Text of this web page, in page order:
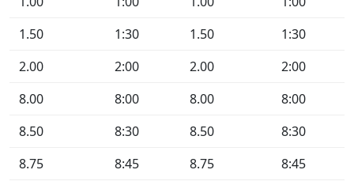
1.50
1:30 1.50
1:30
2.00
2:00 2.00
2:00
8.00
8:00 8.00
8:00
8.50
8:30 8.50
8:30
8.75
8:45 8.75 8:45